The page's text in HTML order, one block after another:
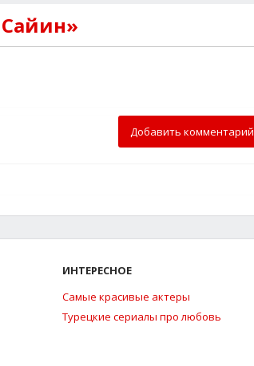
Добавить комментарий
ИНТЕРЕСНОЕ
Самые красивые актеры
Турецкие сериалы про любовь